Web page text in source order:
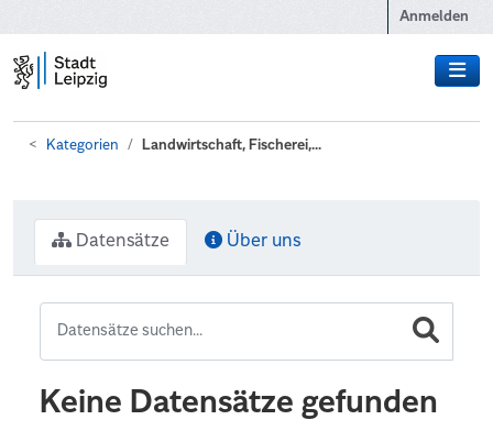
Anmelden
Kategorien Landwirtschaft, Fischerei,...
Datensätze Über uns
Keine Datensätze gefunden